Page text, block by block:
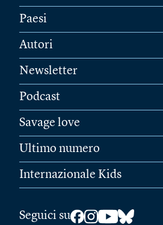
Paesi
Autori
Newsletter
Podcast
Savage love
Ultimo numero
Internazionale Kids
Seguici su